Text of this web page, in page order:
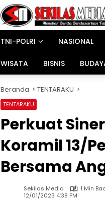
TNI-POLRI
NASIONAL
WISATA BISNIS
Beranda TENTARAKU
TENTARAKU
Perkuat
Koramil 13/
Bersama
Sekilas Media
1 Min
12/01/2023 4:38 PM